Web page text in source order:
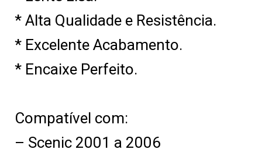
* Alta Qualidade e Resistência.
* Excelente Acabamento.
* Encaixe Perfeito.
Compatível com:
– Scenic 2001 a 2006